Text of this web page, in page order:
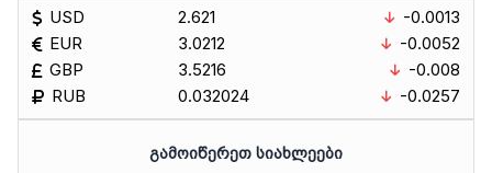
USD
EUR
GBP
RUB
2.621
3.0212
3.5216
0.032024
-0.0013
-0.0052
-0.008
-0.0257
ᲒᲐᲛᲝᲘᲬᲔᲠᲔᲗ ᲡᲘᲐᲮᲚᲔᲔᲑᲘ